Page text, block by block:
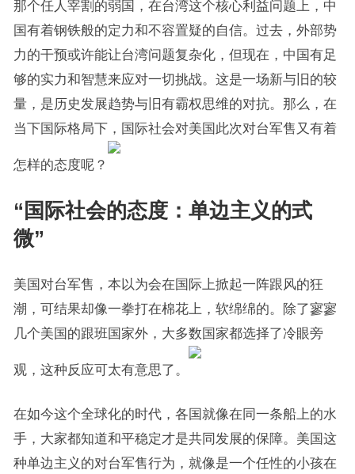
那个任人宰割的弱国，在台湾这个核心利益问题上，中
国有着钢铁般的定力和不容置疑的自信。过去，外部势
力的干预或许能让台湾问题复杂化，但现在，中国有足
够的实力和智慧来应对一切挑战。这是一场新与旧的较
量，是历史发展趋势与旧有霸权思维的对抗。那么，在
当下国际格局下，国际社会对美国此次对台军售又有着
怎样的态度呢？
“国际社会的态度：单边主义的式
微”
美国对台军售，本以为会在国际上掀起一阵跟风的狂
潮，可结果却像一拳打在棉花上，软绵绵的。除了寥寥
几个美国的跟班国家外，大多数国家都选择了冷眼旁
观，这种反应可太有意思了。
在如今这个全球化的时代，各国就像在同一条船上的水
手，大家都知道和平稳定才是共同发展的保障。美国这
种单边主义的对台军售行为，就像是一个任性的小孩在